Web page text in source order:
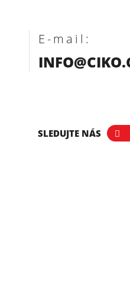
E-mail:
SLEDUJTE NÁS